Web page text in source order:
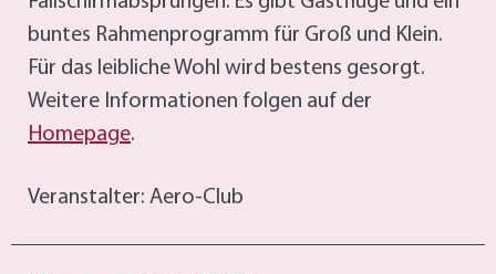
buntes Rahmenprogramm für Groß und Klein.
Für das leibliche Wohl wird bestens gesorgt.
Weitere Informationen folgen auf der
Homepage.
Veranstalter: Aero-Club